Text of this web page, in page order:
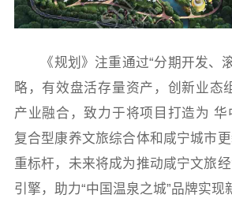
《规划》注重通过“分期开发、
略，有效盘活存量资产，创新业态
产业融合，致力于将项目打造为
复合型康养文旅综合体和咸宁城市
重标杆，未来将成为推动咸宁文旅
引擎，助力“中国温泉之城”品牌实现